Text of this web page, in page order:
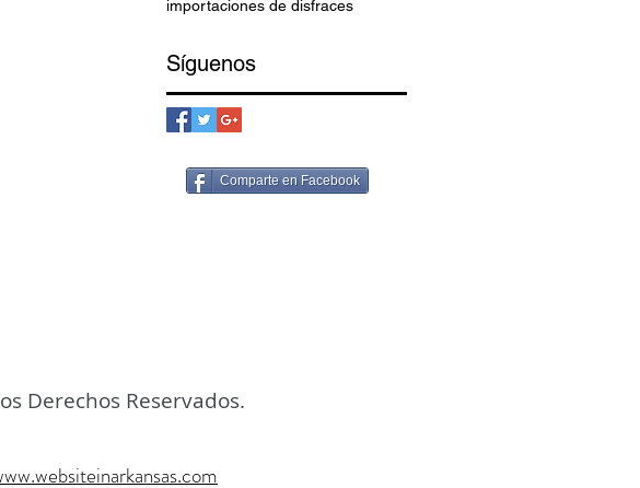
importaciones de disfraces
Síguenos
Comparte en Facebook
Derechos Reservados.